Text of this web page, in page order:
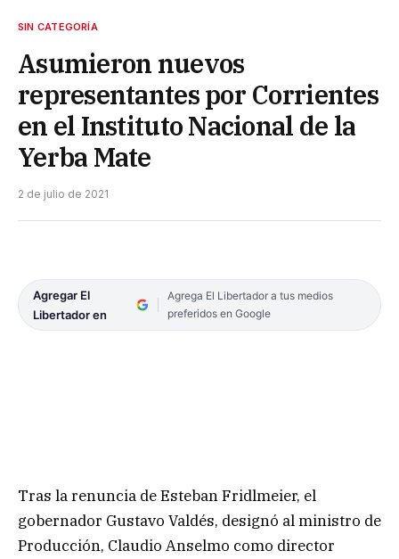
SIN CATEGORÍA
Asumieron nuevos
representantes por Corrientes
en el Instituto Nacional de la
Yerba Mate
2 de julio de 2021
Agregar El
Libertador en
Agrega El Libertador a tus medios
preferidos en Google
Tras la renuncia de Esteban Fridlmeier, el
gobernador Gustavo Valdés, designó al ministro de
Producción, Claudio Anselmo como director